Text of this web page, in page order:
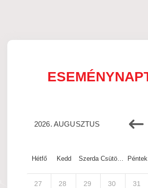
2026. AUGUSZTUS
Hétfő Kedd Szerda Péntek
27 28 29 30 31